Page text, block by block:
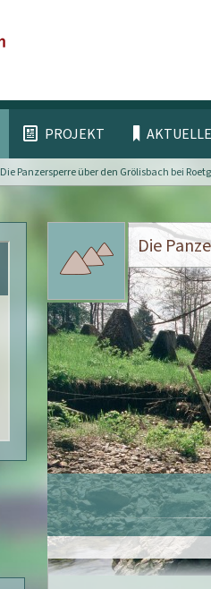
PROJEKT
Die Panzersperre über den Grölisbach bei
Die